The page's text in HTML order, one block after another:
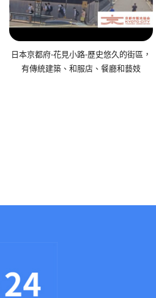
日本京都府-花見小路-歷史悠久的街區，
有傳統建築、和服店、餐廳和藝妓